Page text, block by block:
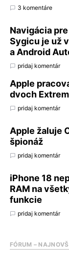
3 komentáre
Navigácia
Sygicu je už
a Android
pridaj komentár
Apple
dvoch
pridaj komentár
Apple žaluje
špionáž
pridaj komentár
iPhone 18
RAM na
funkcie
pridaj komentár
FÓRUM –